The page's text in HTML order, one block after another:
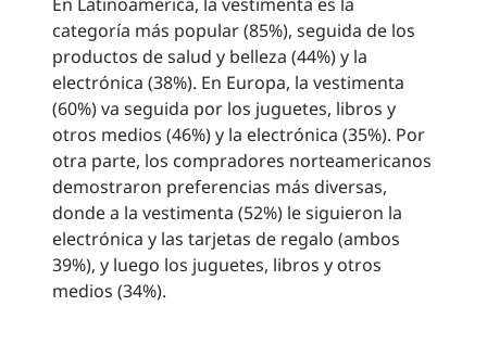
categoría más popular (85%), seguida de los
productos de salud y belleza (44%) y la
electrónica (38%). En Europa, la vestimenta
(60%) va seguida por los juguetes, libros y
otros medios (46%) y la electrónica (35%). Por
otra parte, los compradores norteamericanos
demostraron preferencias más diversas,
donde a la vestimenta (52%) le siguieron la
electrónica y las tarjetas de regalo (ambos
39%), y luego los juguetes, libros y otros
medios (34%).